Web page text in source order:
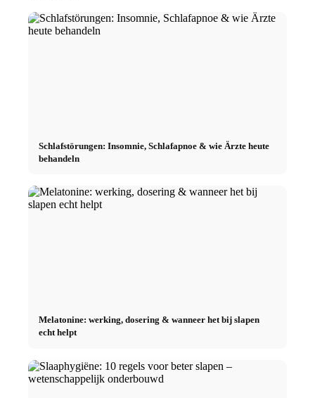
Schlafstörungen: Insomnie, Schlafapnoe & wie Ärzte heute
behandeln
Melatonine: werking, dosering & wanneer het bij slapen
echt helpt